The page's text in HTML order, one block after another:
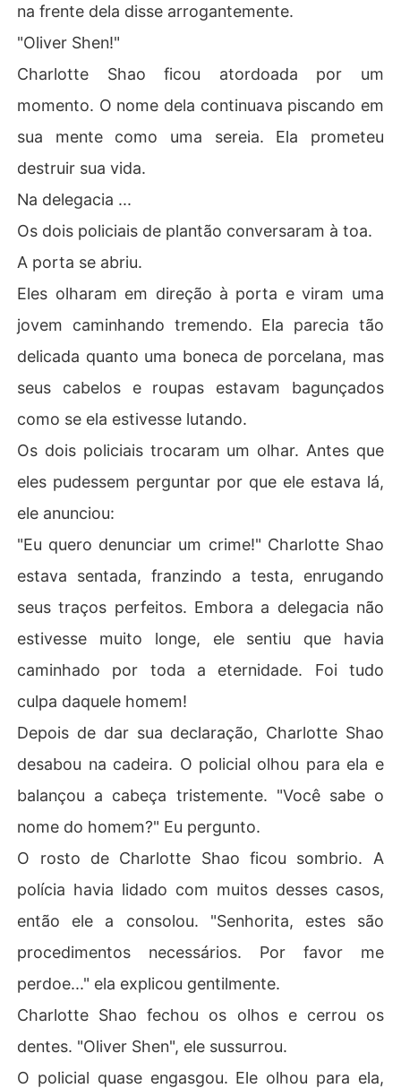
na frente dela disse arrogantemente.
"Oliver Shen!"
Charlotte Shao ficou atordoada por um
momento. O nome dela continuava piscando em
sua mente como uma sereia. Ela prometeu
destruir sua vida.
Na delegacia ...
Os dois policiais de plantão conversaram à toa.
A porta se abriu.
Eles olharam em direção à porta e viram uma
jovem caminhando tremendo. Ela parecia tão
delicada quanto uma boneca de porcelana, mas
seus cabelos e roupas estavam bagunçados
como se ela estivesse lutando.
Os dois policiais trocaram um olhar. Antes que
eles pudessem perguntar por que ele estava lá,
ele anunciou:
"Eu quero denunciar um crime!" Charlotte Shao
estava sentada, franzindo a testa, enrugando
seus traços perfeitos. Embora a delegacia não
estivesse muito longe, ele sentiu que havia
caminhado por toda a eternidade. Foi tudo
culpa daquele homem!
Depois de dar sua declaração, Charlotte Shao
desabou na cadeira. O policial olhou para ela e
balançou a cabeça tristemente. "Você sabe o
nome do homem?" Eu pergunto.
O rosto de Charlotte Shao ficou sombrio. A
polícia havia lidado com muitos desses casos,
então ele a consolou. "Senhorita, estes são
procedimentos necessários. Por favor me
perdoe..." ela explicou gentilmente.
Charlotte Shao fechou os olhos e cerrou os
dentes. "Oliver Shen", ele sussurrou.
O policial quase engasgou. Ele olhou para ela,